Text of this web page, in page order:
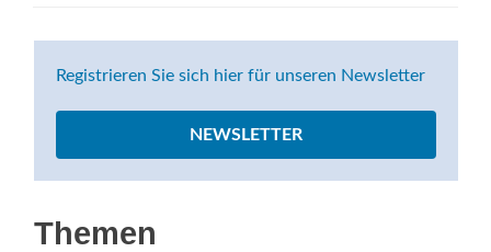
Registrieren Sie sich hier für unseren Newsletter
NEWSLETTER
Themen